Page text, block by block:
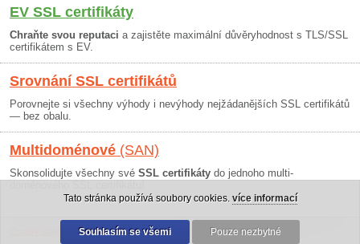
EV SSL certifikáty
Chraňte svou reputaci a zajistěte maximální důvěryhodnost s TLS/SSL
certifikátem s EV.
Srovnání SSL certifikátů
Porovnejte si všechny výhody i nevýhody nejžádanějších SSL certifikátů
— bez obalu.
Multidoménové (SAN)
Skonsolidujte všechny své SSL certifikáty do jednoho multi-
Obchodní podmínky|30 dní záruka
Tato stránka používá soubory cookies. více informací
Souhlasím se všemi Pouze nezbytné